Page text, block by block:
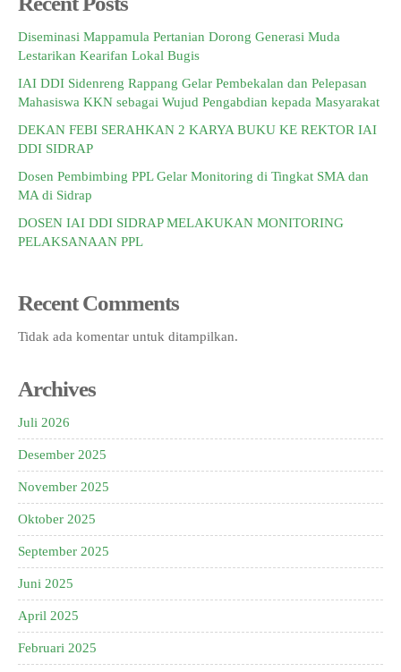
PANDUAN KKN
PANDUAN KTI
INFORMASI KKN
Jurnal Pitu Waliwali
Jurnal Taulempu
DOKUMEN SERTIFIKAT DOSEN DAN SK
LAPORAN PROPOSAL PENELITIAN
Diseminasi Mappamula Pertanian Dorong Generasi Muda
Lestarikan Kearifan Lokal Bugis
IAI DDI Sidenreng Rappang Gelar Pembekalan dan Pelepasan
Mahasiswa KKN sebagai Wujud Pengabdian kepada Masyarakat
DEKAN FEBI SERAHKAN 2 KARYA BUKU KE REKTOR IAI
DDI SIDRAP
Dosen Pembimbing PPL Gelar Monitoring di Tingkat SMA dan
MA di Sidrap
DOSEN IAI DDI SIDRAP MELAKUKAN MONITORING
PELAKSANAAN PPL
Recent Comments
Tidak ada komentar untuk ditampilkan.
Archives
Juli 2026
Desember 2025
November 2025
Oktober 2025
September 2025
Juni 2025
April 2025
Februari 2025